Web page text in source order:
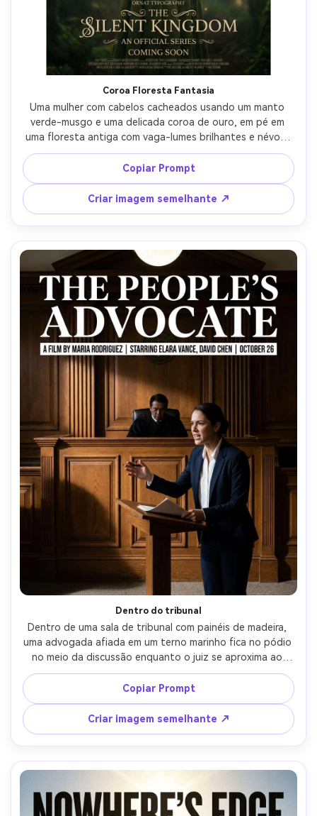
Coroa Floresta Fantasia
Uma mulher com cabelos cacheados usando um manto
verde-musgo e uma delicada coroa de ouro, em pé em
uma floresta antiga com vaga-lumes brilhantes e névoa,
luz volumétrica suave através das árvores, composição de
pôster de fantasia estilo Netflix com área de manchete e
espaçamento ornamentado de legendas, Sony A7R V,
50mm f/1.4, composição centrada, humor épico sonhador,
fios de cabelo realistas, tecido detalhado, alta resolução,
pronto para impressão, sem marca d'água-AR 4:5
Copiar Prompt
Criar imagem semelhante ↗
Dentro do tribunal
Dentro de uma sala de tribunal com painéis de madeira,
uma advogada afiada em um terno marinho fica no pódio
no meio da discussão enquanto o juiz se aproxima ao
fundo, iluminação dramática acima com sombras
profundas, layout de pôster cinematográfico com forte
espaço de título e bloco de créditos, Leica SL2, 35mm
f/2, moldura ampla mas focada, tensa vibração legal-
drama, detalhes fotorealistas, bordas nítidas, alta
resolução, sem logotipos-AR 4:5
Copiar Prompt
Criar imagem semelhante ↗
Crie imagens com
IA sem limites.
100% grátis!
Comece Grátis →